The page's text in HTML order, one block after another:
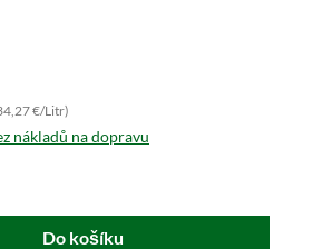
€/Litr)
nákladů na dopravu
Do košíku